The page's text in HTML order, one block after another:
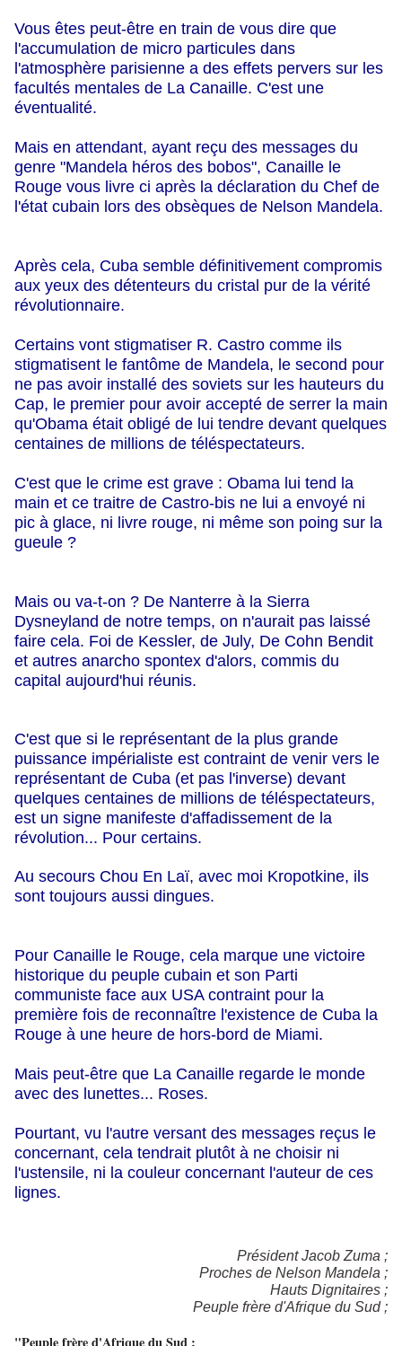
Vous êtes peut-être en train de vous dire que
l'accumulation de micro particules dans
l'atmosphère parisienne a des effets pervers sur les
facultés mentales de La Canaille. C'est une
éventualité.
Mais en attendant, ayant reçu des messages du
genre "Mandela héros des bobos", Canaille le
Rouge vous livre ci après la déclaration du Chef de
l'état cubain lors des obsèques de Nelson Mandela.
Après cela, Cuba semble définitivement compromis
aux yeux des détenteurs du cristal pur de la vérité
révolutionnaire.
Certains vont stigmatiser R. Castro comme ils
stigmatisent le fantôme de Mandela, le second pour
ne pas avoir installé des soviets sur les hauteurs du
Cap, le premier pour avoir accepté de serrer la main
qu'Obama était obligé de lui tendre devant quelques
centaines de millions de téléspectateurs.
C'est que le crime est grave : Obama lui tend la
main et ce traitre de Castro-bis ne lui a envoyé ni
pic à glace, ni livre rouge, ni même son poing sur la
gueule ?
Mais ou va-t-on ? De Nanterre à la Sierra
Dysneyland de notre temps, on n'aurait pas laissé
faire cela. Foi de Kessler, de July, De Cohn Bendit
et autres anarcho spontex d'alors, commis du
capital aujourd'hui réunis.
C'est que si le représentant de la plus grande
puissance impérialiste est contraint de venir vers le
représentant de Cuba (et pas l'inverse) devant
quelques centaines de millions de téléspectateurs,
est un signe manifeste d'affadissement de la
révolution... Pour certains.
Au secours Chou En Laï, avec moi Kropotkine, ils
sont toujours aussi dingues.
Pour Canaille le Rouge, cela marque une victoire
historique du peuple cubain et son Parti
communiste face aux USA contraint pour la
première fois de reconnaître l'existence de Cuba la
Rouge à une heure de hors-bord de Miami.
Mais peut-être que La Canaille regarde le monde
avec des lunettes... Roses.
Pourtant, vu l'autre versant des messages reçus le
concernant, cela tendrait plutôt à ne choisir ni
l'ustensile, ni la couleur concernant l'auteur de ces
lignes.
Président Jacob Zuma ;
Proches de Nelson Mandela ;
Hauts Dignitaires ;
Peuple frère d'Afrique du Sud ;
"Peuple frère d'Afrique du Sud ;